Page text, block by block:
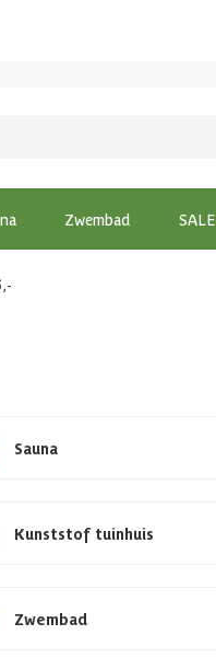
Zwembad SALE
Sauna
Kunststof tuinhuis
Zwembad